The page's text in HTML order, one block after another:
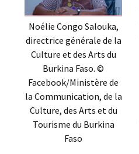
Noélie Congo Salouka,
directrice générale de la
Culture et des Arts du
Burkina Faso. ©
Facebook/Ministère de
la Communication, de la
Culture, des Arts et du
Tourisme du Burkina
Faso